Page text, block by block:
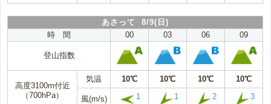
あさって 8/9(日)
時 間
00 03 06 09
登山指数
高度3100m付近
（700hPa）
気温 10℃ 10℃ 10℃ 10℃
風(m/s) 1 1 2 3